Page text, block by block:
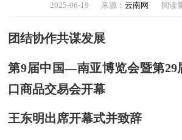
2025-06-19 来源：云南网 阅读
团结协作共谋发展
第9届中国—南亚博览会暨第29
口商品交易会开幕
王东明出席开幕式并致辞